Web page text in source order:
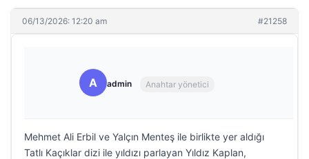
06/13/2026: 12:20 am #21258
A admin Anahtar yönetici
Mehmet Ali Erbil ve Yalçın Menteş ile birlikte yer aldığı
Tatlı Kaçıklar dizi ile yıldızı parlayan Yıldız Kaplan,